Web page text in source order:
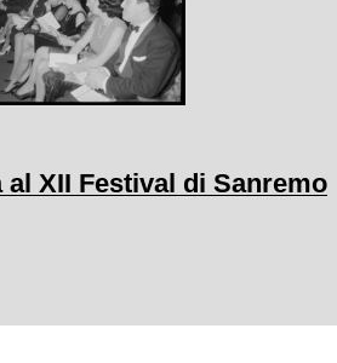
XII Festival di Sanremo